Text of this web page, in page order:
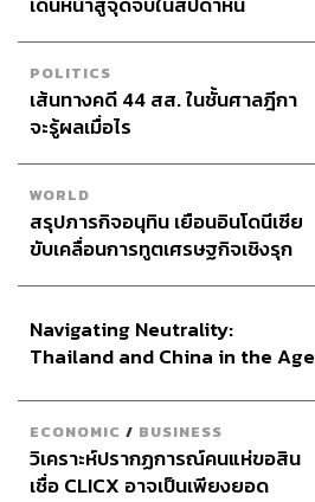
POLITICS
เส้นทางคดี 44 สส. ในชั้นศาลฎีกา
จะรู้ผลเมื่อไร
WORLD
สรุปภารกิจอนุทิน เยือนอินโดนีเซีย
ขับเคลื่อนการทูตเศรษฐกิจเชิงรุก
Navigating Neutrality:
Thailand and China in the Age
ECONOMIC / BUSINESS
วิเคราะห์ปรากฏการณ์คนแห่ขอสิน
เชื่อ CLICX อาจเป็นเพียงยอด